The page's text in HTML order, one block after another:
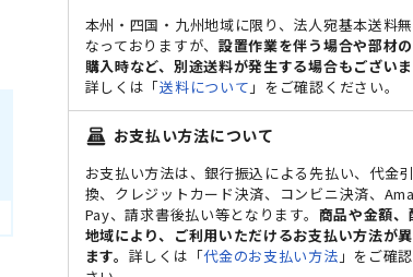
本州・四国・九州地域に限り、法人宛基本送料
なっておりますが、 設置作業を伴う場合や部材
購入時など、別途送料が発生する場合もござい
詳しくは「送料について 」をご確認ください。
point_of_sale お支払い方法について
お支払い方法は、銀行振込による先払い、代金
換、クレジットカード決済、コンビニ決済、
Pay、請求書後払い等となります。 商品や金額、
地域により、ご利用いただけるお支払い方法が
ます。 詳しくは「代金のお支払い方法 」をご確